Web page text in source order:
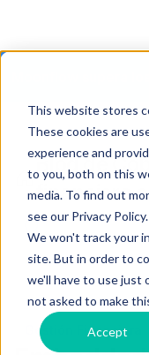
This website stores
These cookies are
experience and
to you, both on this
media. To find out
see our Privacy Policy.
We won't track your
site. But in order to
we'll have to use just
not asked to make
Accept
Blog de
financiera
Gestión Financiera